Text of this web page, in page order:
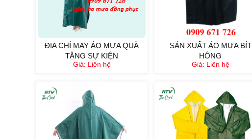
ĐỊA CHỈ MAY ÁO MƯA QUÀ
TẶNG SỰ KIỆN
Giá: Liên hệ
SẢN XUẤT ÁO MƯA BÍT
HÔNG
Giá: Liên hệ